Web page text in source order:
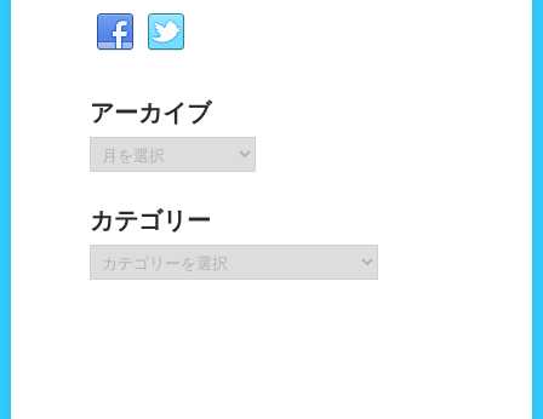
アーカイブ
ー
イ
ブ
カテゴリー
テ